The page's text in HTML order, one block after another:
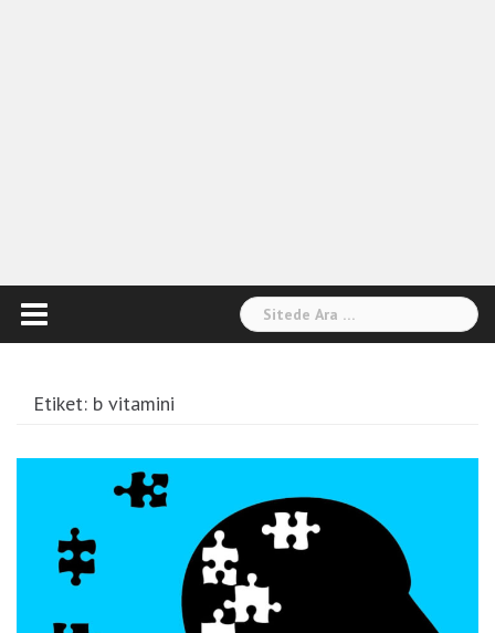
Arama:
Etiket: b vitamini